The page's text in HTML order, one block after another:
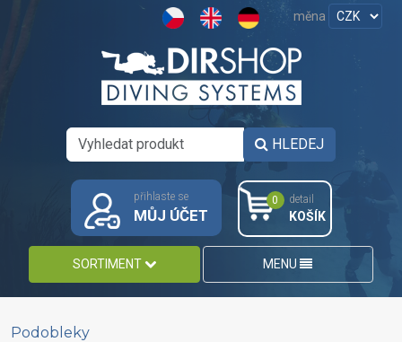
měna
HLEDEJ
přihlaste se
MŮJ ÚČET
0 detail
KOŠÍK
SORTIMENT MENU
Podobleky